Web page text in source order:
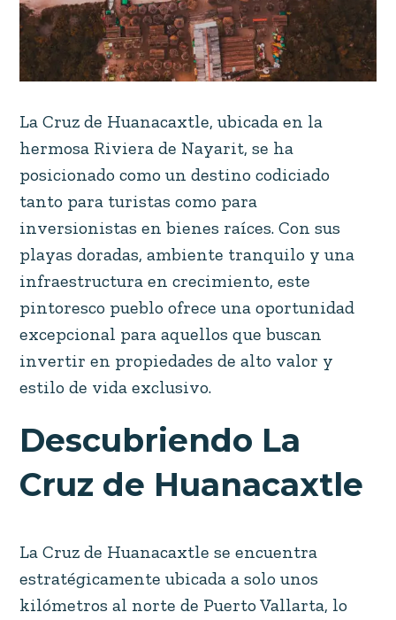
La Cruz de Huanacaxtle, ubicada en la
hermosa Riviera de Nayarit, se ha
posicionado como un destino codiciado
tanto para turistas como para
inversionistas en bienes raíces. Con sus
playas doradas, ambiente tranquilo y una
infraestructura en crecimiento, este
pintoresco pueblo ofrece una oportunidad
excepcional para aquellos que buscan
invertir en propiedades de alto valor y
estilo de vida exclusivo.
Descubriendo La
Cruz de Huanacaxtle
La Cruz de Huanacaxtle se encuentra
estratégicamente ubicada a solo unos
kilómetros al norte de Puerto Vallarta, lo